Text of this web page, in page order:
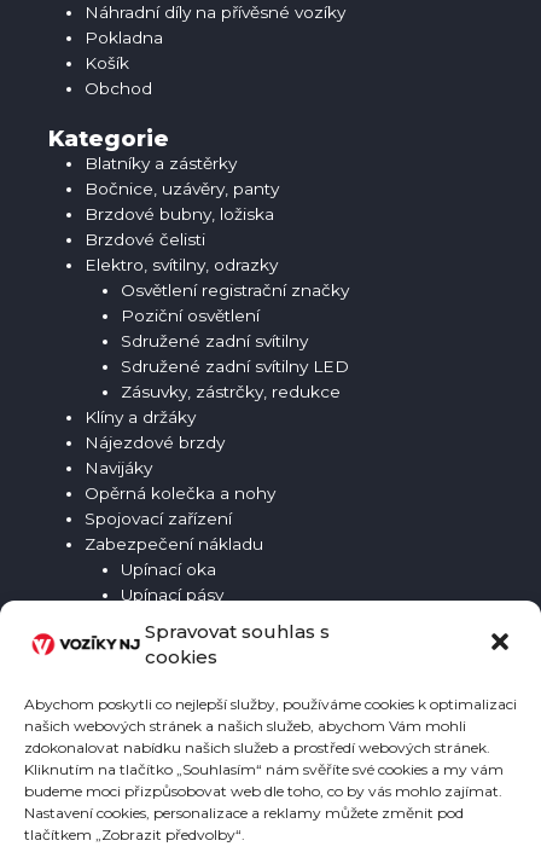
Spravovat souhlas s
cookies
Abychom poskytli co nejlepší služby, používáme cookies k optimalizaci
našich webových stránek a našich služeb, abychom Vám mohli
zdokonalovat nabídku našich služeb a prostředí webových stránek.
Kliknutím na tlačítko „Souhlasím“ nám svěříte své cookies a my vám
budeme moci přizpůsobovat web dle toho, co by vás mohlo zajímat.
Nastavení cookies, personalizace a reklamy můžete změnit pod
tlačítkem „Zobrazit předvolby“.
Náhradní díly na přívěsné vozíky
Pokladna
Košík
Obchod
Kategorie
Blatníky a zástěrky
Bočnice, uzávěry, panty
Brzdové bubny, ložiska
Brzdové čelisti
Elektro, svítilny, odrazky
Osvětlení registrační značky
Poziční osvětlení
Sdružené zadní svítilny
Sdružené zadní svítilny LED
Zásuvky, zástrčky, redukce
Klíny a držáky
Nájezdové brzdy
Navijáky
Opěrná kolečka a nohy
Spojovací zařízení
Zabezpečení nákladu
Upínací oka
Upínací pásy